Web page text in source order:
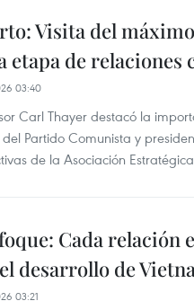
Visita del
etapa de relaciones
03:40
Carl Thayer destacó la
Partido Comunista y
de la Asociación
Cada
desarrollo de
03:21